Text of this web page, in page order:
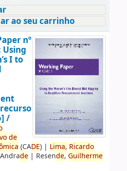
ao seu carrinho
nº
Using
I to
/
de
(CADE)| Lima, Ricardo
de| Resende, Guilherme